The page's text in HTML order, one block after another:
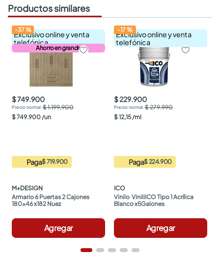
Productos similares
Exclusivo online y venta
telefónica
Ahorro en grande
-37%
$ 749.900
$ 1.199.900
$749.900 /un
Paga$ 719.900
M+DESIGN
Armario 6 Puertas 2 Cajones
180x46 x182 Nuez
Agregar
Exclusivo online y venta
telefónica
-17%
$ 229.900
$ 279.990
$12,15 /ml
Paga$ 224.900
ICO
Vinilo  ViniliICO Tipo 1 Acrílica
Blanco x5Galones
Agregar